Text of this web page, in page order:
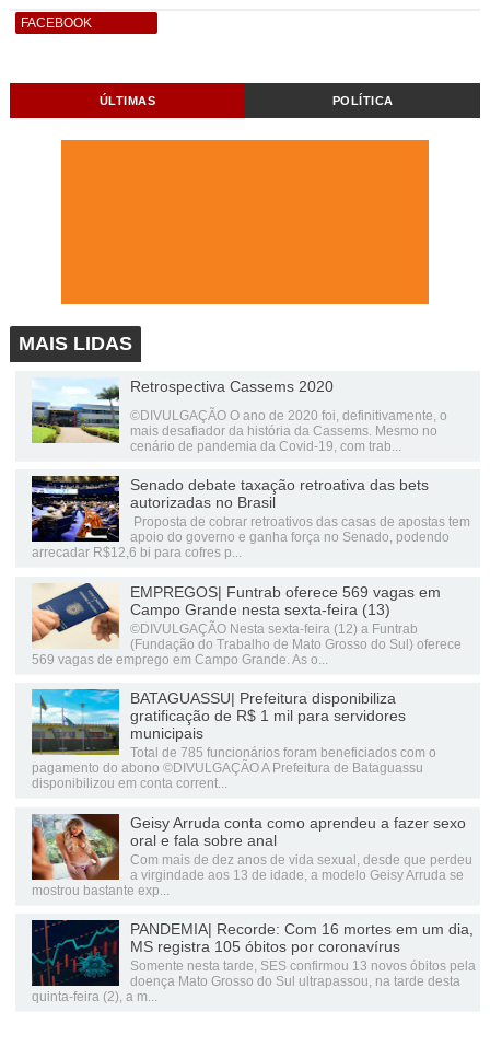
FACEBOOK
ÚLTIMAS POLÍTICA
MAIS LIDAS
Retrospectiva Cassems 2020
©DIVULGAÇÃO O ano de 2020 foi, definitivamente, o
mais desafiador da história da Cassems. Mesmo no
cenário de pandemia da Covid-19, com trab...
Senado debate taxação retroativa das bets
autorizadas no Brasil
Proposta de cobrar retroativos das casas de apostas tem
apoio do governo e ganha força no Senado, podendo
arrecadar R$12,6 bi para cofres p...
EMPREGOS| Funtrab oferece 569 vagas em
Campo Grande nesta sexta-feira (13)
©DIVULGAÇÃO Nesta sexta-feira (12) a Funtrab
(Fundação do Trabalho de Mato Grosso do Sul) oferece
569 vagas de emprego em Campo Grande. As o...
BATAGUASSU| Prefeitura disponibiliza
gratificação de R$ 1 mil para servidores
municipais
Total de 785 funcionários foram beneficiados com o
pagamento do abono ©DIVULGAÇÃO A Prefeitura de Bataguassu
disponibilizou em conta corrent...
Geisy Arruda conta como aprendeu a fazer sexo
oral e fala sobre anal
Com mais de dez anos de vida sexual, desde que perdeu
a virgindade aos 13 de idade, a modelo Geisy Arruda se
mostrou bastante exp...
PANDEMIA| Recorde: Com 16 mortes em um dia,
MS registra 105 óbitos por coronavírus
Somente nesta tarde, SES confirmou 13 novos óbitos pela
doença Mato Grosso do Sul ultrapassou, na tarde desta
quinta-feira (2), a m...